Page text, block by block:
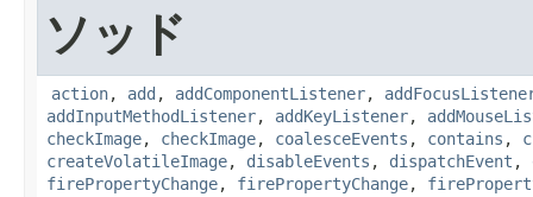
ソッド
action, add , addComponentListener,
addInputMethodListener, addKeyListener,
checkImage, checkImage, coalesceEvents , contains ,
createVolatileImage, disableEvents , dispatchEvent ,
firePropertyChange, firePropertyChange,